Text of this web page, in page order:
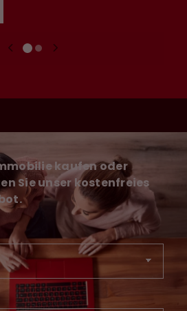
kaufen oder
Sie unser kostenfreies